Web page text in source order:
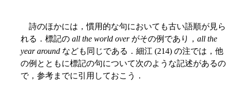
詩のほかには，慣用的な句においても古い語順が見ら
れる．標記の all the world overがその例であり， all the
year around なども同じである．細江 (214) の注では，他
の例とともに標記の句について次のような記述があるの
で，参考までに引用しておこう．